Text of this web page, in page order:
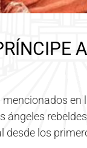
en
ángeles
los